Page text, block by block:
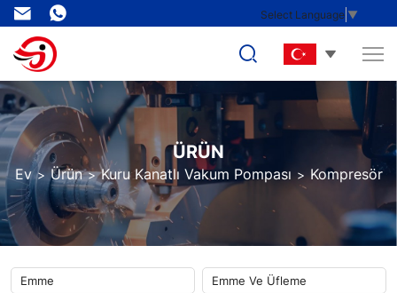
Select Language ▼
endüstriyel
kompresör
ÜRÜN
Ev Ürün Kuru Kanatlı Vakum Pompası Kompresör
Emme Emme Ve Üfleme